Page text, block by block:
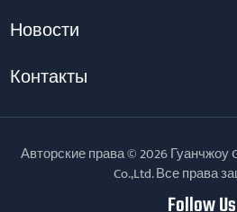
Новости
Контакты
Авторские права © 2026 Гуанчжоу
Co.,Ltd. Все права